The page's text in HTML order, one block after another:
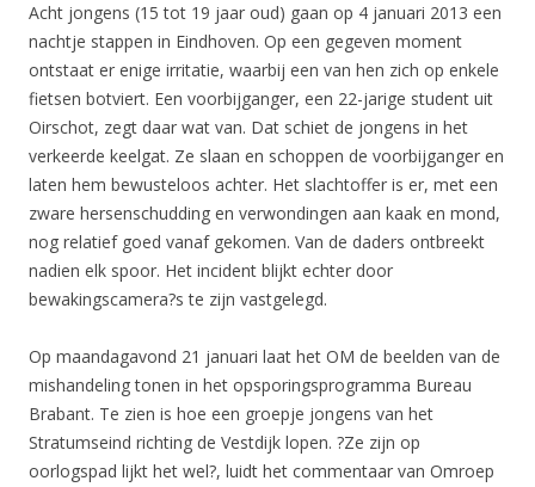
Acht jongens (15 tot 19 jaar oud) gaan op 4 januari 2013 een
nachtje stappen in Eindhoven. Op een gegeven moment
ontstaat er enige irritatie, waarbij een van hen zich op enkele
fietsen botviert. Een voorbijganger, een 22-jarige student uit
Oirschot, zegt daar wat van. Dat schiet de jongens in het
verkeerde keelgat. Ze slaan en schoppen de voorbijganger en
laten hem bewusteloos achter. Het slachtoffer is er, met een
zware hersenschudding en verwondingen aan kaak en mond,
nog relatief goed vanaf gekomen. Van de daders ontbreekt
nadien elk spoor. Het incident blijkt echter door
bewakingscamera?s te zijn vastgelegd.
Op maandagavond 21 januari laat het OM de beelden van de
mishandeling tonen in het opsporingsprogramma Bureau
Brabant. Te zien is hoe een groepje jongens van het
Stratumseind richting de Vestdijk lopen. ?Ze zijn op
oorlogspad lijkt het wel?, luidt het commentaar van Omroep